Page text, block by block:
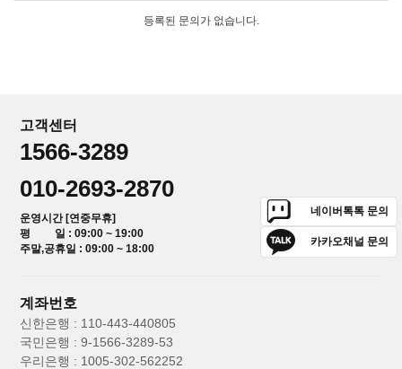
등록된 문의가 없습니다.
고객센터
1566-3289
010-2693-2870
운영시간 [연중무휴]
평 일 : 09:00 ~ 19:00
주말,공휴일 : 09:00 ~ 18:00
네이버톡톡 문의
카카오채널 문의
계좌번호
신한은행 : 110-443-440805
국민은행 : 9-1566-3289-53
우리은행 : 1005-302-562252